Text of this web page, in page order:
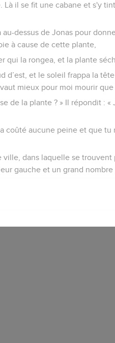
Là il se fit une cabane et s'y
dessus de Jonas pour
à cause de cette plante,
qui la rongea, et la plante
d’est, et le soleil frappa la
mieux pour moi mourir que
de la plante ? » Il répondit :
coûté aucune peine et que tu
dans laquelle se
gauche et un grand nombre